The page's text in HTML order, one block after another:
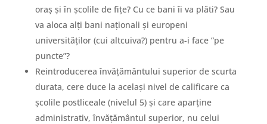
oraș și în școlile de fițe? Cu ce bani îi va plăti? Sau
va aloca alți bani naționali și europeni
universităților (cui altcuiva?) pentru a-i face ”pe
puncte”?
Reintroducerea învățământului superior de scurta
durata, cere duce la același nivel de calificare ca
școlile postliceale (nivelul 5) și care aparține
administrativ, învățământul superior, nu celui